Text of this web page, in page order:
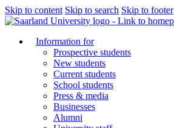
Skip to content Skip to search Skip to footer
Information for
Prospective students
New students
Current students
School students
Press & media
Businesses
Alumni